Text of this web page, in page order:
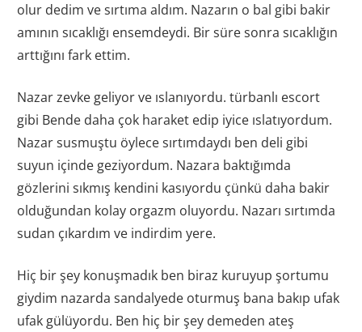
olur dedim ve sırtıma aldım. Nazarın o bal gibi bakir
amının sıcaklığı ensemdeydi. Bir süre sonra sıcaklığın
arttığını fark ettim.
Nazar zevke geliyor ve ıslanıyordu. türbanlı escort
gibi Bende daha çok haraket edip iyice ıslatıyordum.
Nazar susmuştu öylece sırtımdaydı ben deli gibi
suyun içinde geziyordum. Nazara baktığımda
gözlerini sıkmış kendini kasıyordu çünkü daha bakir
olduğundan kolay orgazm oluyordu. Nazarı sırtımda
sudan çıkardım ve indirdim yere.
Hiç bir şey konuşmadık ben biraz kuruyup şortumu
giydim nazarda sandalyede oturmuş bana bakıp ufak
ufak gülüyordu. Ben hiç bir şey demeden ateş